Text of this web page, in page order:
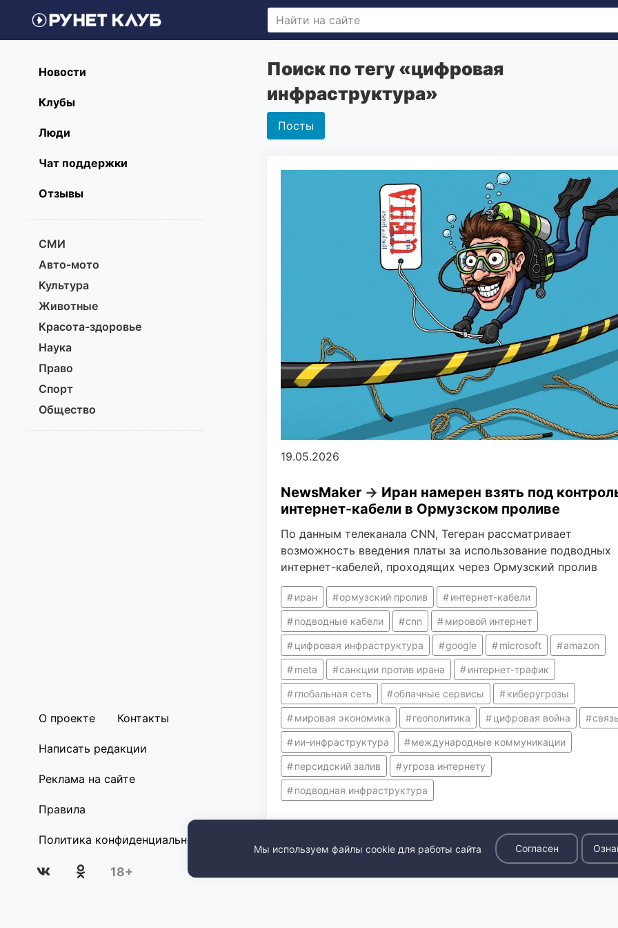
Новости
Клубы
Люди
Чат поддержки
Отзывы
СМИ
Авто-мото
Культура
Животные
Красота-здоровье
Наука
Право
Спорт
Общество
О проекте Контакты
Написать редакции
Реклама на сайте
Правила
Политика конфиденциальности
18+
Поиск по тегу «цифровая
инфраструктура»
Посты
19.05.2026
NewsMaker → Иран намерен взять под
интернет-кабели в Ормузском проливе
По данным телеканала CNN, Тегеран рассматривает
возможность введения платы за использование подводных
интернет-кабелей, проходящих через Ормузский пролив
иран ормузский пролив интернет-кабели
подводные кабели cnn мировой интернет
цифровая инфраструктура google microsoft amazon
meta санкции против ирана интернет-трафик
глобальная сеть облачные сервисы киберугрозы
мировая экономика геополитика цифровая война
ии-инфраструктура международные коммуникации
персидский залив угроза интернету
подводная инфраструктура
Мы используем файлы cookie для работы сайта Согласен